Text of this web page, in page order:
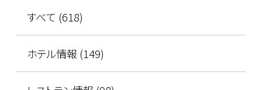
すべて (618)
ホテル情報 (149)